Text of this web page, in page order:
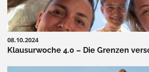
08.10.2024
Klausurwoche 4.0 – Die Grenzen